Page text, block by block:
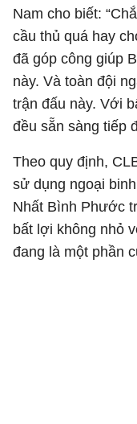
Nam cho biết:
cầu thủ quá hay
đã góp công giúp
này. Và toàn đội
trận đấu này. Với
đều sẵn sàng tiếp
Theo quy định,
sử dụng ngoại
Nhất Bình Phước
bất lợi không nhỏ
đang là một phần